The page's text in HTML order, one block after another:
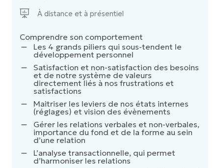
Comprendre son comportement
Les 4 grands piliers qui sous-tendent le
développement personnel
Satisfaction et non-satisfaction des besoins
et de notre système de valeurs
directement liés à nos frustrations et
satisfactions
Maitriser les leviers de nos états internes
(réglages) et vision des évènements
Gérer les relations verbales et non-verbales,
importance du fond et de la forme au sein
d’une relation
L’analyse transactionnelle, qui permet
d’harmoniser les relations
À distance et à présentiel